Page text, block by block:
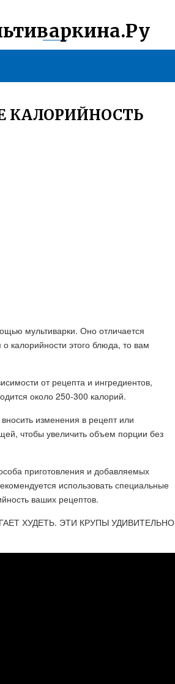
КАЛОРИЙНОСТЬ
мультиварки. Оно отличается
калорийности этого блюда, то вам
от рецепта и ингредиентов,
около 250-300 калорий.
изменения в рецепт или
чтобы увеличить объем порции без
приготовления и добавляемых
использовать специальные
ваших рецептов.
ХУДЕТЬ. ЭТИ КРУПЫ УДИВИТЕЛЬНО